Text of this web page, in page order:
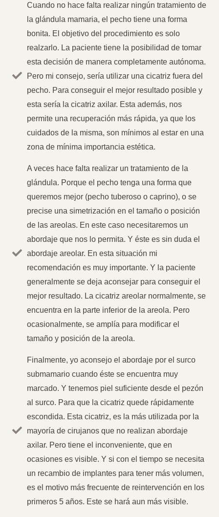
Cuando no hace falta realizar ningún tratamiento de
la glándula mamaria, el pecho tiene una forma
bonita. El objetivo del procedimiento es solo
realzarlo. La paciente tiene la posibilidad de tomar
esta decisión de manera completamente autónoma.
Pero mi consejo, sería utilizar una cicatriz fuera del
pecho. Para conseguir el mejor resultado posible y
esta sería la cicatriz axilar. Esta además, nos
permite una recuperación más rápida, ya que los
cuidados de la misma, son mínimos al estar en una
zona de mínima importancia estética.
A veces hace falta realizar un tratamiento de la
glándula. Porque el pecho tenga una forma que
queremos mejor (pecho tuberoso o caprino), o se
precise una simetrización en el tamaño o posición
de las areolas. En este caso necesitaremos un
abordaje que nos lo permita. Y éste es sin duda el
abordaje areolar. En esta situación mi
recomendación es muy importante. Y la paciente
generalmente se deja aconsejar para conseguir el
mejor resultado. La cicatriz areolar normalmente, se
encuentra en la parte inferior de la areola. Pero
ocasionalmente, se amplía para modificar el
tamaño y posición de la areola.
Finalmente, yo aconsejo el abordaje por el surco
submamario cuando éste se encuentra muy
marcado. Y tenemos piel suficiente desde el pezón
al surco. Para que la cicatriz quede rápidamente
escondida. Esta cicatriz, es la más utilizada por la
mayoría de cirujanos que no realizan abordaje
axilar. Pero tiene el inconveniente, que en
ocasiones es visible. Y si con el tiempo se necesita
un recambio de implantes para tener más volumen,
es el motivo más frecuente de reintervención en los
primeros 5 años. Este se hará aun más visible.